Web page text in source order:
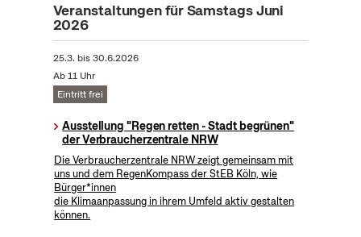
Veranstaltungen für Samstags Juni
2026
25.3. bis30.6.2026
Ab 11 Uhr
Eintritt frei
Ausstellung "Regen retten - Stadt begrünen"
der Verbraucherzentrale NRW
Die Verbraucherzentrale NRW zeigt gemeinsam mit
uns und dem RegenKompass der StEB Köln, wie
Bürger*innen
die Klimaanpassung in ihrem Umfeld aktiv gestalten
können.